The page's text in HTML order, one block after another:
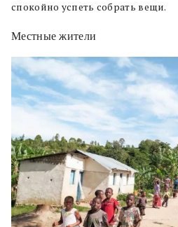
спокойно успеть собрать вещи.
Местные жители